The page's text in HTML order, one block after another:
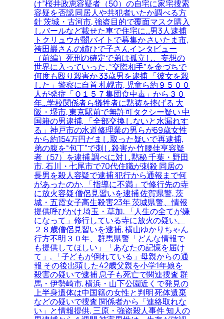
け”桜井政恵容疑者（50）の自宅に家宅捜索
容疑を否認 同居人や共犯者いたか調べる方
針 茨城・古河市, 強盗目的で覆面マスク購入
しバールなど載せた車で住宅に…男3人逮捕
トクリュウが闇バイトで募集か さいたま市,
袴田巖さんの姉ひで子さんインタビュー
（前編）死刑の確定で弟は孤立し、妄想の
世界に入っていった, “交際相手”を金づちで
何度も殴り殺害か 33歳男を逮捕 「彼女を殺
した」警察に自首 札幌市, 児童ら約９５００
人が発症「Ｏ１５７集団食中毒」から３０
年…学校関係者ら犠牲者に黙祷を捧げる 大
阪・堺市, 東京駅前で無許可タクシー疑い 中
国籍の男逮捕, 「全部交換しないと水漏れす
る」神戸市の水道修理業の男らが69歳女性
から約154万円だまし取った疑いで再逮捕,
弟の腹を“包丁”で刺し殺害か 竹腰佳亨容疑
者（57）を逮捕 調べに対し黙秘 千葉・野田
市, 石川・七尾市で70代住職が刺殺 同居の
長男を殺人容疑で逮捕 犯行から通報まで何
があったのか, 「指導に不満」で修行先の寺
に放火容疑 僧侶見習いを逮捕 佐賀県警, 茨
城・五霞女子高生殺害23年 茨城県警、情報
提供呼びかけ 埼玉・草加, 「人生の全てが嫌
になって」修行している寺に放火の疑い、
２８歳僧侶見習いを逮捕, 横山ゆかりちゃん
行方不明３０年、群馬県警「どんな情報で
も提供してほしい」「あなたの記憶を届け
て」, 「子どもが倒れている」母親からの通
報 その後出頭した42歳父親を小学1年娘を
殺害の疑いで逮捕 息子も死亡で関連捜査 群
馬・伊勢崎市, 横浜・山下公園近くで発見の
上半身遺体は中国籍の女性と判明 死体遺棄
などの疑いで捜査 関係者から「連絡取れな
い」と情報提供, 三原・強盗殺人事件 知人の